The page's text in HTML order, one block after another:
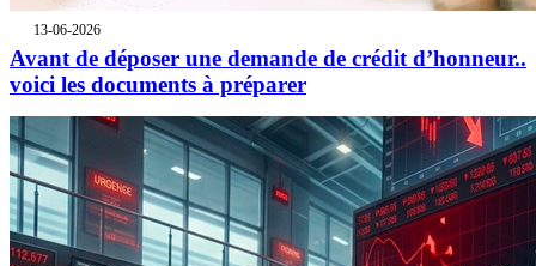
13-06-2026
Avant de déposer une demande de crédit d’honneur..
voici les documents à préparer